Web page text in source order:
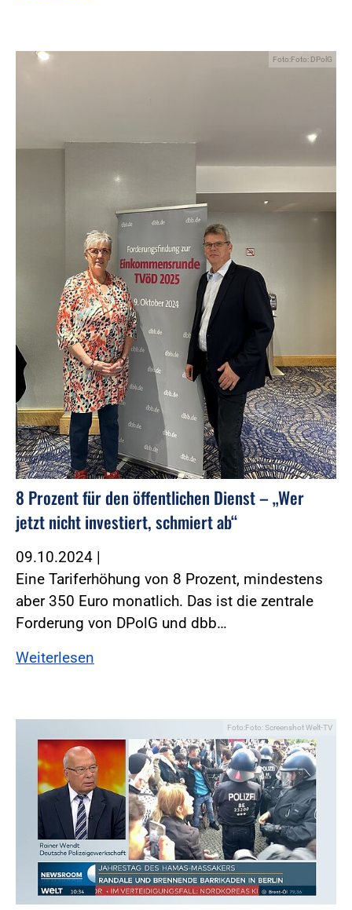
Foto:Foto: DPolG
8 Prozent für den öffentlichen Dienst – „Wer
jetzt nicht investiert, schmiert ab“
09.10.2024 |
Eine Tariferhöhung von 8 Prozent, mindestens
aber 350 Euro monatlich. Das ist die zentrale
Forderung von DPolG und dbb…
Weiterlesen
Foto:Foto: Screenshot Welt-TV